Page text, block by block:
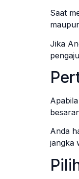
Saat
Jika
Anda
jangka